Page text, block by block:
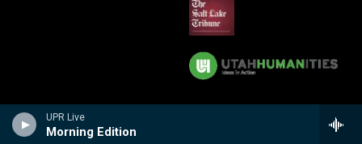
UPR Live
Morning Edition